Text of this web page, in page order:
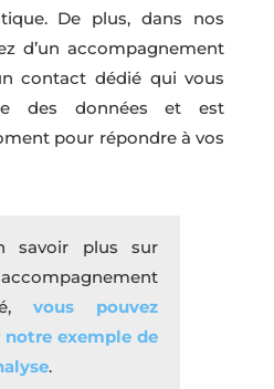
De plus, dans nos
d’un accompagnement
contact dédié qui vous
des données et est
pour répondre à vos
savoir plus sur
vous pouvez
exemple de
.